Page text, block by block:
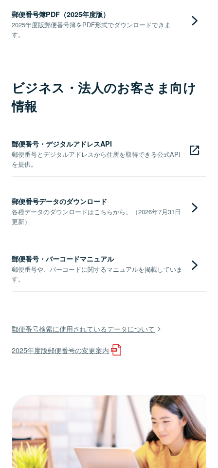
郵便番号簿PDF（2025年度版）
2025年度版郵便番号簿をPDF形式でダウンロードできま
す。
ビジネス・法人のお客さま向け
情報
郵便番号・デジタルアドレスAPI
郵便番号とデジタルアドレスから住所を取得できる公式API
を提供。
郵便番号データのダウンロード
各種データのダウンロードはこちらから。（2026年7月31日
更新）
郵便番号・バーコードマニュアル
郵便番号や、バーコードに関するマニュアルを掲載していま
す。
郵便番号検索に使用されているデータについて
2025年度版郵便番号の変更案内